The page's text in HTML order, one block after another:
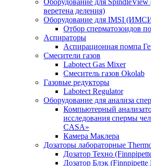
веретена деления)
Оборудование для IMSI
Отбор сперматозоидов
Аспираторы
Аспирационная помпа
Смесители газов
Labotect Gas Mixer
Смеситель газов Okolab
Газовые редукторы
Labotect Regulator
Оборудование для анализа
Компьютерный
исследования спермы
CASA»
Камера Маклера
Дозаторы лабораторные
Дозатор Техно
Дозатор Блэк (Finnpipette